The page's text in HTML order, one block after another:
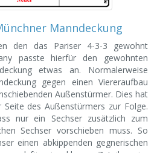
Manndeckung
den das Pariser 4-3-3 gewohnt
passte hierfür den gewohnten
etwas an. Normalerweise
gegen einen Viereraufbau
Außenstürmer. Dies hat
des Außenstürmers zur Folge.
nur ein Sechser zusätzlich zum
Sechser vorschieben muss. So
einen abkippenden gegnerischen